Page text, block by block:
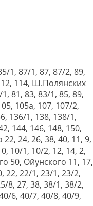
1, 87/1, 87, 87/2, 89,
114, Ш.Полянских
81, 83, 83/1, 85, 89,
105а, 107, 107/2,
136/1, 138, 138/1,
144, 146, 148, 150,
24, 26, 38, 40, 11, 9,
10/1, 10/2, 12, 14, 2,
50, Ойунского 11, 17,
22, 22/1, 23/1, 23/2,
8, 27, 38, 38/1, 38/2,
6, 40/7, 40/8, 40/9,